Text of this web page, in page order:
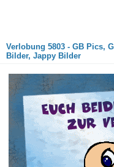
Verlobung 5803 - GB Pics,
Bilder, Jappy Bilder